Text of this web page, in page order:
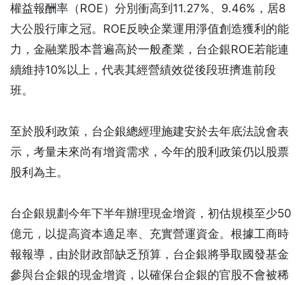
權益報酬率（ROE）分別衝高到11.27%、9.46%，居8
大公股行庫之冠。ROE反映企業運用淨值創造獲利的能
力，金融業股本普遍高於一般產業，台企銀ROE若能連
續維持10%以上，代表其經營績效從後段班擠進前段
班。
至於股利政策，台企銀總經理施建安於去年底法說會表
示，考量未來尚有增資需求，今年的股利政策仍以股票
股利為主。
台企銀規劃今年下半年辦理現金增資，初估規模至少50
億元，以提高資本適足率、充實營運資金。根據工商時
報報導，由於財政部缺乏預算，台企銀將爭取國發基金
參與台企銀的現金增資，以確保台企銀的官股不會被稀